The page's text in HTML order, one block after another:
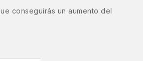
conseguirás un aumento del